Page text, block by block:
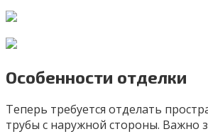
Особенности отделки
Теперь требуется отделать
трубы с наружной стороны. Важно